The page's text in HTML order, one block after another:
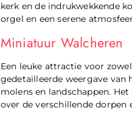
kerk en de indrukwekkende
orgel en een serene
Miniatuur Walcheren
Een leuke attractie voor
gedetailleerde weergave van
molens en landschappen.
over de verschillende dorpen